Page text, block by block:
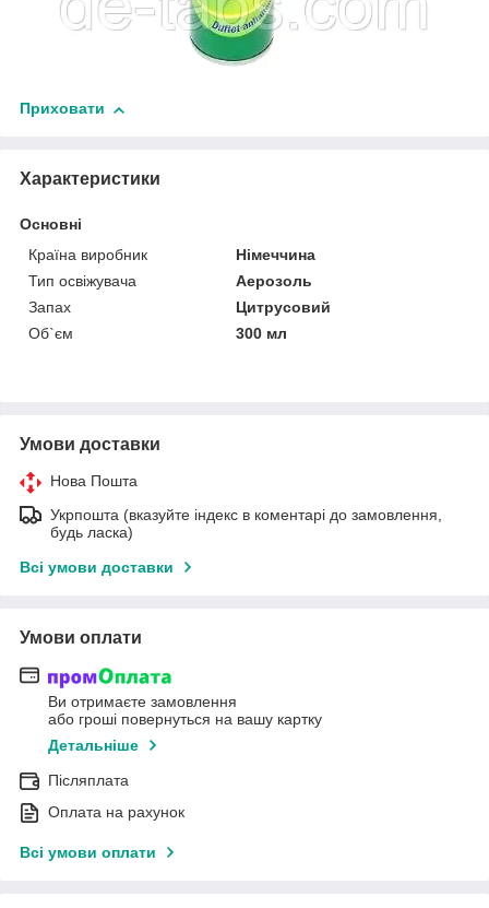
Приховати
Характеристики
Основні
Країна виробник
Німеччина
Тип освіжувача
Аерозоль
Запах
Цитрусовий
Об`єм
300 мл
Умови доставки
Нова Пошта
Укрпошта (вказуйте індекс в коментарі до замовлення,
будь ласка)
Всі умови доставки
Умови оплати
Ви отримаєте замовлення
або гроші повернуться на вашу картку
Детальніше
Післяплата
Оплата на рахунок
Всі умови оплати